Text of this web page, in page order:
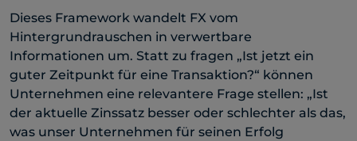
Dieses Framework wandelt FX vom
Hintergrundrauschen in verwertbare
Informationen um. Statt zu fragen „Ist jetzt ein
guter Zeitpunkt für eine Transaktion?“ können
Unternehmen eine relevantere Frage stellen: „Ist
der aktuelle Zinssatz besser oder schlechter als das,
was unser Unternehmen für seinen Erfolg